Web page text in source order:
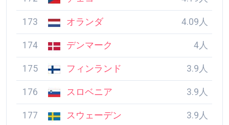
169 スイス 4.59人
170 アイルランド 4.5人
171 オーストリア 4.4人
172 チェコ 4.19人
173 オランダ 4.09人
174 デンマーク 4人